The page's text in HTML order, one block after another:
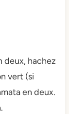
deux, hachez
vert (si
en deux.